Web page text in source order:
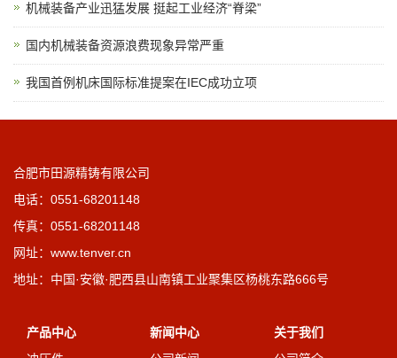
机械装备产业迅猛发展 挺起工业经济“脊梁”
国内机械装备资源浪费现象异常严重
我国首例机床国际标准提案在IEC成功立项
合肥市田源精铸有限公司
电话：0551-68201148
传真：0551-68201148
网址：www.tenver.cn
地址：中国·安徽·肥西县山南镇工业聚集区杨桃东路666号
产品中心
新闻中心
关于我们